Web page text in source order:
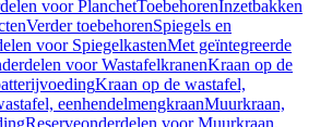
voor PlanchetToebehorenInzetbakken
Verder toebehorenSpiegels en
voor SpiegelkastenMet geïntegreerde
voor WastafelkranenKraan op de
Kraan op de wastafel,
eenhendelmengkraanMuurkraan,
Reserveonderdelen voor Muurkraan,